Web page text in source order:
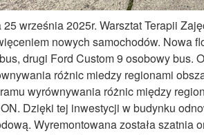
25 września 2025r. Warsztat Terapii
nowych samochodów. Nowa
drugi Ford Custom 9 osobowy bus.
różnic miedzy regionami
wyrównywania różnic między
Dzięki tej inwestycji w budynku
Wyremontowana została szatnia